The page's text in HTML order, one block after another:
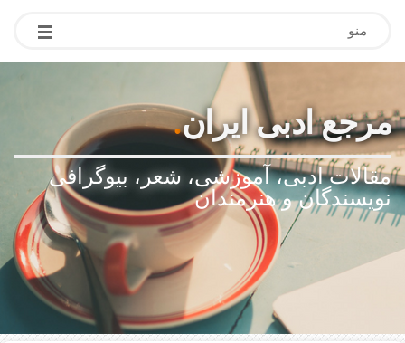
منو
مرجع ادبی ایران.
مقالات ادبی، آموزشی، شعر، بیوگرافی
نویسندگان و هنرمندان